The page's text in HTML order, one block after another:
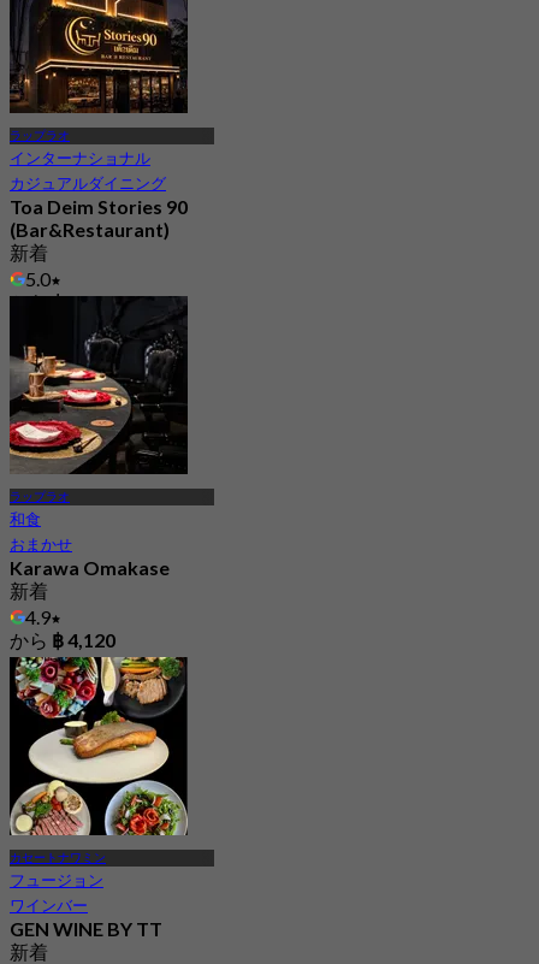
ラップラオ
インターナショナル
カジュアルダイニング
Toa Deim Stories 90
(Bar&Restaurant)
新着
5.0
から฿ 322.5
ラップラオ
和食
おまかせ
Karawa Omakase
新着
4.9
から ฿ 4,120
カセートナワミン
フュージョン
ワインバー
GEN WINE BY TT
新着